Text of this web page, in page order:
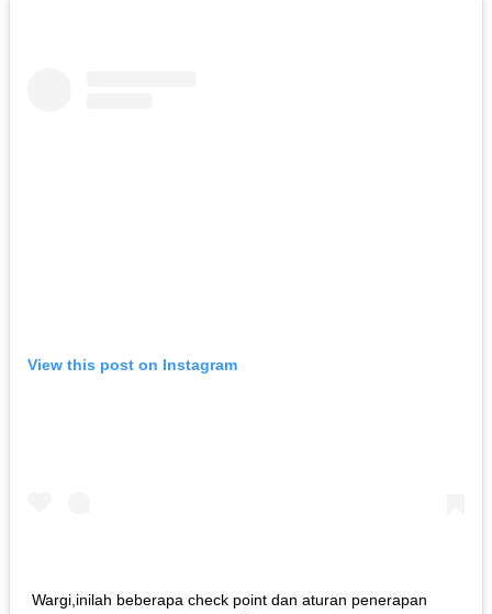
View this post on Instagram
Wargi,inilah beberapa check point dan aturan penerapan